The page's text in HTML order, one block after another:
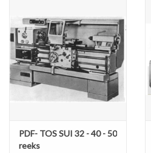
Oliën & Smeermiddelen |
TIPS & KENNIS
PDF- TOS SUI 32 - 40 - 50
reeks